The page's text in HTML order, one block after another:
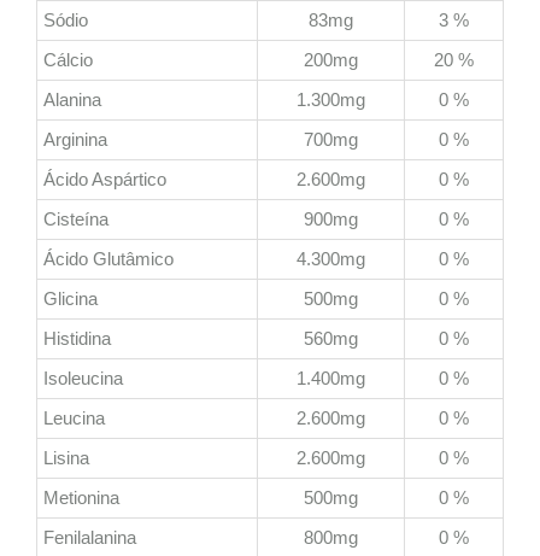
Sódio 83mg
3 %
Cálcio
200mg
20 %
Alanina
1.300mg
0 %
Arginina
700mg
0 %
Ácido Aspártico
2.600mg
0 %
Cisteína
900mg
0 %
Ácido Glutâmico
4.300mg
0 %
Glicina
500mg
0 %
Histidina
560mg
0 %
Isoleucina
1.400mg
0 %
Leucina
2.600mg
0 %
Lisina
2.600mg
0 %
Metionina
500mg
0 %
Fenilalanina
800mg
0 %